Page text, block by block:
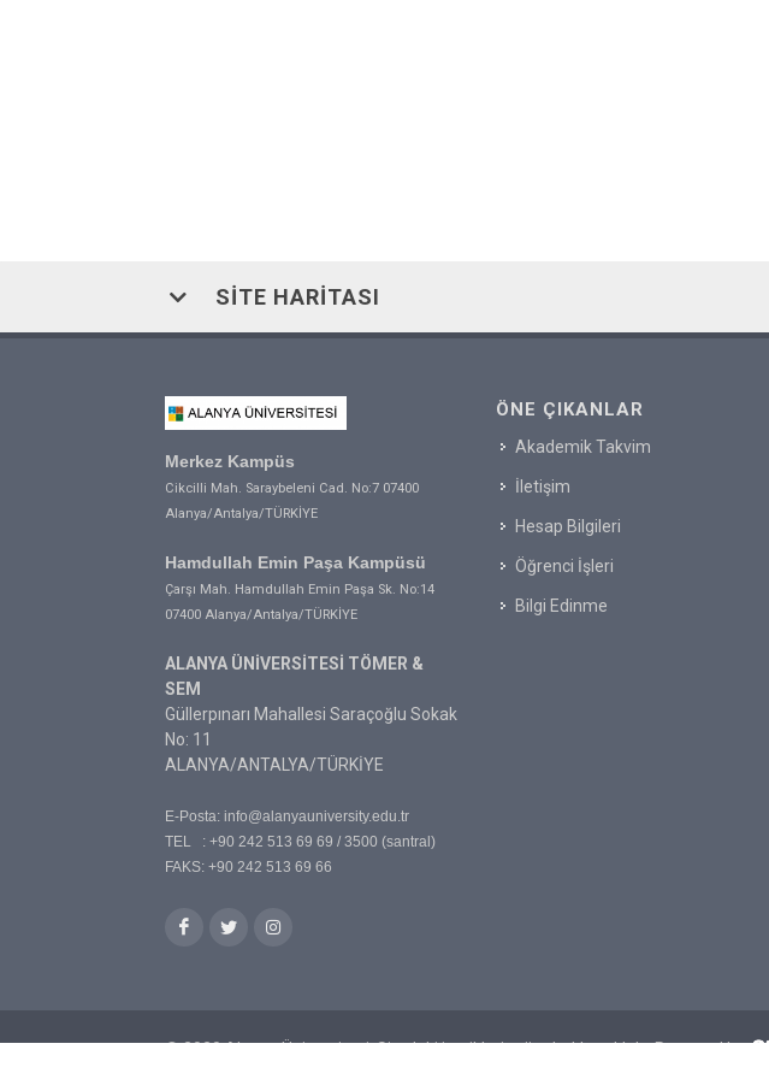
SITE HARITASI
Merkez Kampüs
Cikcilli Mah. Saraybeleni Cad. No:7 07400
Alanya/Antalya/TÜRKİYE
Hamdullah Emin Paşa Kampüsü
Çarşı Mah. Hamdullah Emin Paşa Sk. No:14
07400 Alanya/Antalya/TÜRKİYE
ALANYA ÜNİVERSİTESİ TÖMER &
SEM
Güllerpınarı Mahallesi Saraçoğlu Sokak
No: 11
ALANYA/ANTALYA/TÜRKİYE
E-Posta: info@alanyauniversity.edu.tr
TEL : +90 242 513 69 69 / 3500 (santral)
FAKS: +90 242 513 69 66
ÖNE ÇIKANLAR
Akademik Takvim
İletişim
Hesap Bilgileri
Öğrenci İşleri
Bilgi Edinme
© 2020 Alanya Üniversitesi. Sitedeki içeriklerin tüm hakkı saklıdır. Powered by